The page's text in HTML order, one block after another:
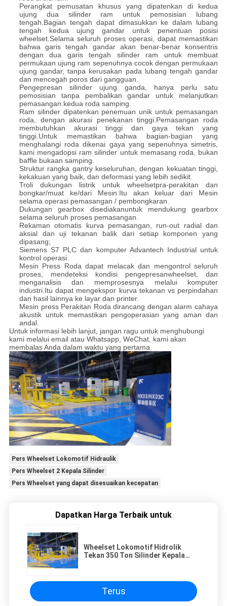
Perangkat pemusatan khusus yang dipatenkan di kedua
ujung dua silinder ram untuk pemosisian lubang
tengah.Bagian tengah dapat dimasukkan ke dalam lubang
tengah kedua ujung gandar untuk penentuan posisi
wheelset.Selama seluruh proses operasi, dapat memastikan
bahwa garis tengah gandar akan benar-benar konsentris
dengan dua garis tengah silinder ram untuk membuat
permukaan ujung ram sepenuhnya cocok dengan permukaan
ujung gandar, tanpa kerusakan pada lubang tengah gandar
dan mencegah poros dari gangguan.
Pengepresan silinder ujung ganda, hanya perlu satu
pemosisian tanpa pembalikan gandar untuk melanjutkan
pemasangan kedua roda samping.
Ram silinder dipatenkan penemuan unik untuk pemasangan
roda, dengan akurasi penekanan tinggi.Pemasangan roda
membutuhkan akurasi tinggi dan gaya tekan yang
tinggi.Untuk memastikan bahwa bagian-bagian yang
menghalangi roda dikenai gaya yang sepenuhnya simetris,
kami mengadopsi ram silinder untuk memasang roda, bukan
baffle bukaan samping.
Struktur rangka gantry keseluruhan, dengan kekuatan tinggi,
kekakuan yang baik, dan deformasi yang lebih sedikit.
Troli dukungan listrik untuk wheelsetpra-perakitan dan
bongkar/muat ke/dari Mesin.Itu akan keluar dari Mesin
selama operasi pemasangan / pembongkaran.
Dukungan gearbox disediakanuntuk mendukung gearbox
selama seluruh proses pemasangan.
Rekaman otomatis kurva pemasangan, run-out radial dan
aksial dan uji tekanan balik dari setiap komponen yang
dipasang;
Siemens S7 PLC dan komputer Advantech Industrial untuk
kontrol operasi.
Mesin Press Roda dapat melacak dan mengontrol seluruh
proses, mendeteksi kondisi pengepresanwheelset, dan
menganalisis dan memprosesnya melalui komputer
industri.Itu dapat mengekspor kurva tekanan vs perpindahan
dan hasil lainnya ke layar dan printer.
Mesin press Perakitan Roda dirancang dengan alarm cahaya
akustik untuk memastikan pengoperasian yang aman dan
andal.
Untuk informasi lebih lanjut, jangan ragu untuk menghubungi
kami melalui email atau Whatsapp, WeChat, kami akan
membalas Anda dalam waktu yang pertama.
Pers Wheelset Lokomotif Hidraulik
Pers Wheelset 2 Kepala Silinder
Pers Wheelset yang dapat disesuaikan kecepatan
Dapatkan Harga Terbaik untuk
Wheelset Lokomotif Hidrolik
Tekan 350 Ton Silinder Kepala
Terus